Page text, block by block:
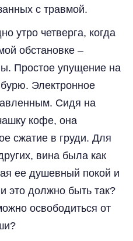
с травмой.
утро четверга, когда
обстановке –
Простое упущение на
Электронное
Сидя на
кофе, она
сжатие в груди. Для
вина была как
ее душевный покой и
это должно быть так?
освободиться от